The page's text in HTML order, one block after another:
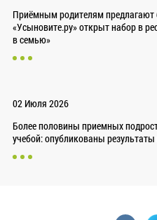
Приёмным родителям предлагают
«Усыновите.ру» открыт набор в
в семью»
02 Июля 2026
Более половины приемных
учебой: опубликованы результаты